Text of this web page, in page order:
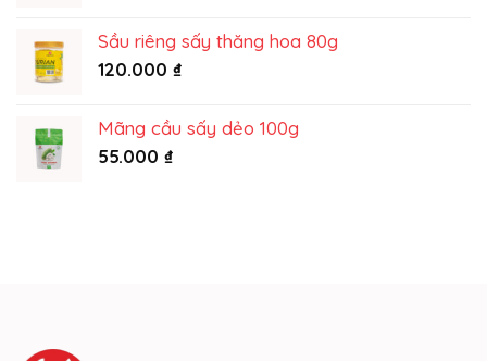
Sầu riêng sấy thăng hoa 80g
120.000 ₫
Mãng cầu sấy dẻo 100g
55.000 ₫